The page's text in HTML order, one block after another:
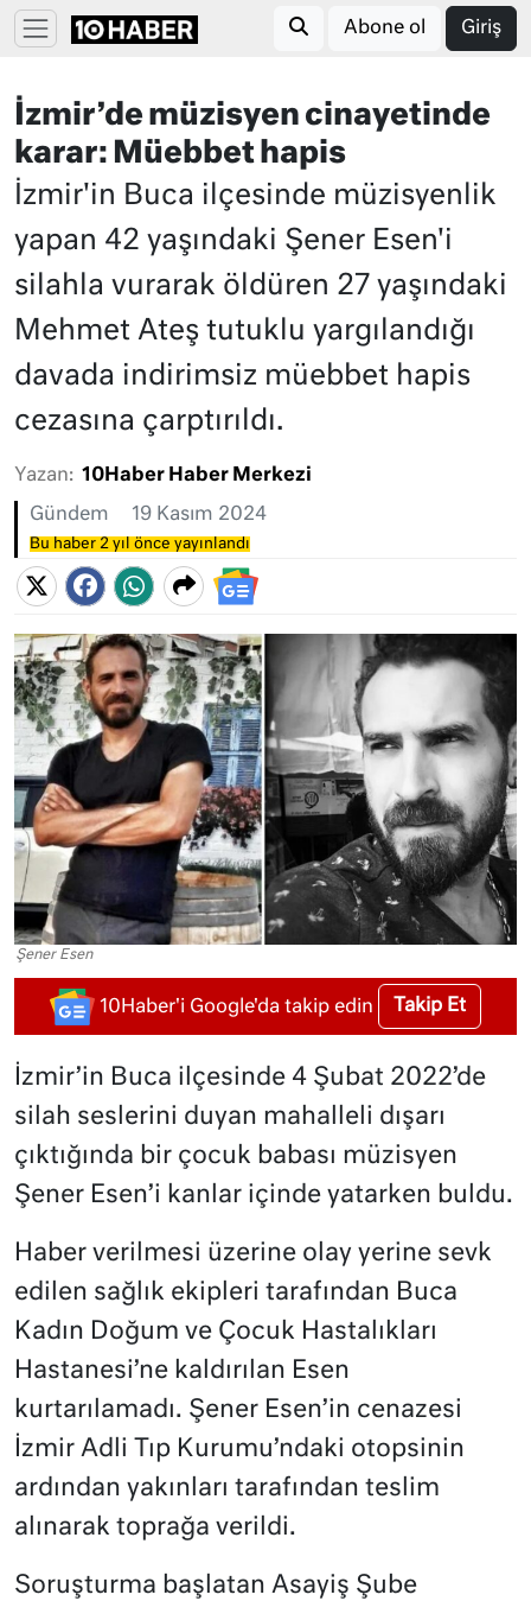
Abone ol Giriş
İzmir’de müzisyen cinayetinde
karar: Müebbet hapis
İzmir'in Buca ilçesinde müzisyenlik
yapan 42 yaşındaki Şener Esen'i
silahla vurarak öldüren 27 yaşındaki
Mehmet Ateş tutuklu yargılandığı
davada indirimsiz müebbet hapis
cezasına çarptırıldı.
Yazan: 10Haber Haber Merkezi
Gündem 19 Kasım 2024
Bu haber 2 yıl önce yayınlandı
Şener Esen
10Haber'i Google'da takip edin Takip Et
İzmir’in Buca ilçesinde 4 Şubat 2022’de
silah seslerini duyan mahalleli dışarı
çıktığında bir çocuk babası müzisyen
Şener Esen’i kanlar içinde yatarken buldu.
Haber verilmesi üzerine olay yerine sevk
edilen sağlık ekipleri tarafından Buca
Kadın Doğum ve Çocuk Hastalıkları
Hastanesi’ne kaldırılan Esen
kurtarılamadı. Şener Esen’in cenazesi
İzmir Adli Tıp Kurumu’ndaki otopsinin
ardından yakınları tarafından teslim
alınarak toprağa verildi.
Soruşturma başlatan Asayiş Şube